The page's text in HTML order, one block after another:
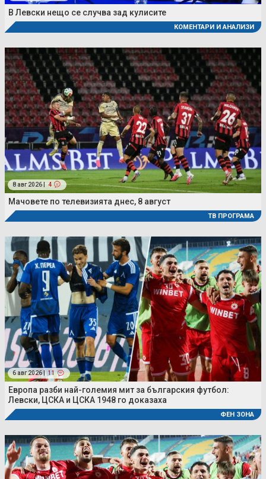
В Левски нещо се случва зад кулисите
КОМЕНТАРИ И АНАЛИЗИ
8 авг 2026 | 4
Мачовете по телевизията днес, 8 август
ТВ ПРОГРАМА
6 авг 2026 | 11
Европа разби най-големия мит за българския футбол:
Левски, ЦСКА и ЦСКА 1948 го доказаха
ФЕН ЗОНА